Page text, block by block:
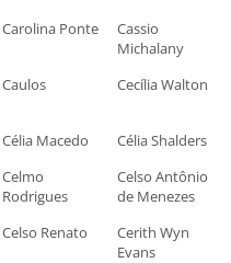
Carolina Ponte
Cassio
Michalany
Caulos Cecília Walton
Célia Macedo
Célia Shalders
Celmo
Rodrigues
Celso Antônio
de Menezes
Celso Renato
Cerith Wyn
Evans